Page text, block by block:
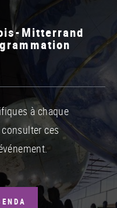
Mitterrand
à chaque
ces